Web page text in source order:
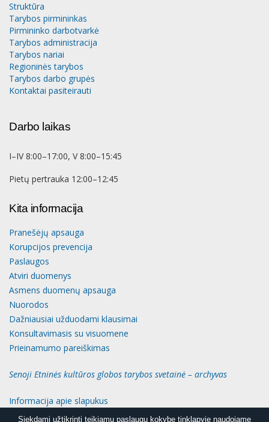
Siekdami užtikrinti teikiamų paslaugų kokybę tinklapyje naudojame
Siekdami užtikrinti teikiamų paslaugų kokybę tinklapyje naudojame
Struktūra
Tarybos pirmininkas
Pirmininko darbotvarkė
Tarybos administracija
Tarybos nariai
Regioninės tarybos
Tarybos darbo grupės
Kontaktai pasiteirauti
Darbo laikas
I–IV 8:00–17:00, V 8:00–15:45
Pietų pertrauka 12:00–12:45
Kita informacija
Pranešėjų apsauga
Korupcijos prevencija
Paslaugos
Atviri duomenys
Asmens duomenų apsauga
Nuorodos
Dažniausiai užduodami klausimai
Konsultavimasis su visuomene
Prieinamumo pareiškimas
Senoji Etninės kultūros globos tarybos svetainė – archyvas
Informacija apie slapukus